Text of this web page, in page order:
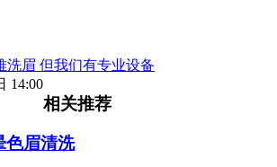
洗眉 但我们有专业设备
14:00
相关推荐
色眉清洗